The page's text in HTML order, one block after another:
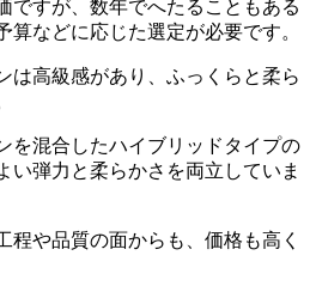
ですが、数年でへたることもある
算などに応じた選定が必要です。
は高級感があり、ふっくらと柔ら
を混合したハイブリッドタイプの
い弾力と柔らかさを両立していま
程や品質の面からも、価格も高く